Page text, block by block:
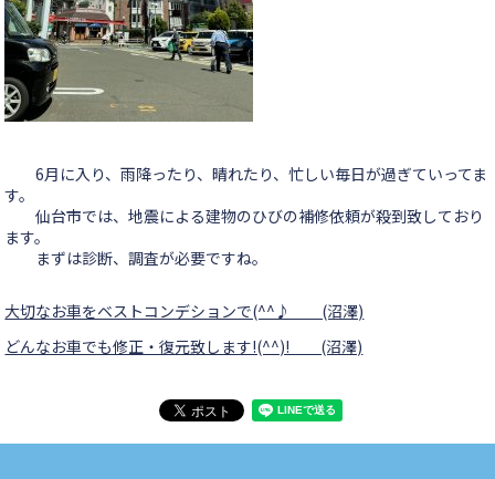
6月に入り、雨降ったり、晴れたり、忙しい毎日が過ぎていってま
す。
仙台市では、地震による建物のひびの補修依頼が殺到致しており
ます。
まずは診断、調査が必要ですね。
大切なお車をベストコンデションで(^^♪ (沼澤)
どんなお車でも修正・復元致します!(^^)! (沼澤)